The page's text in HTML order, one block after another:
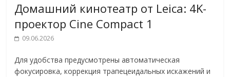
Домашний кинотеатр от Leica: 4K-
проектор Cine Compact 1
09.06.2026
Для удобства предусмотрены автоматическая
фокусировка, коррекция трапецеидальных искажений и